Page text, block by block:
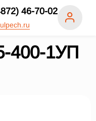
46-70-02
1УП